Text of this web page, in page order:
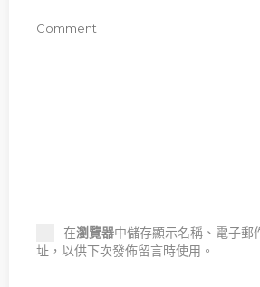
在瀏覽器中儲存顯示名稱、電子郵
址，以供下次發佈留言時使用。